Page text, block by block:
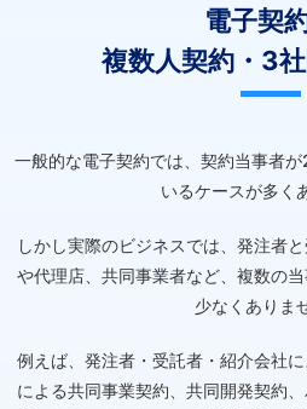
電子契
複数人契約・3
一般的な電子契約では、契約当事者
いるケースが多く
しかし実際のビジネスでは、発注者
や代理店、共同事業者など、複数の
少なくありま
例えば、発注者・受託者・紹介会社
による共同事業契約、共同開発契約